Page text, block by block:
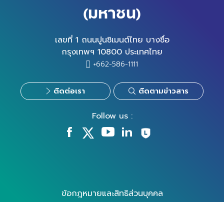
(มหาชน)
เลขที่ 1 ถนนปูนซิเมนต์ไทย บางซื่อ
กรุงเทพฯ 10800 ประเทศไทย
+662-586-1111
ติดต่อเรา ติดตามข่าวสาร
Follow us :
ข้อกฎหมายและสิทธิส่วนบุคคล